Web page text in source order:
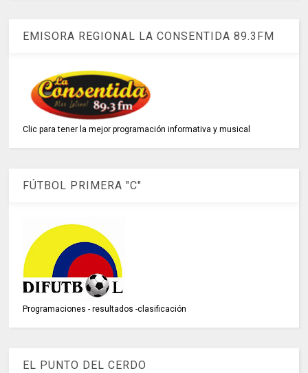
EMISORA REGIONAL LA CONSENTIDA 89.3FM
Clic para tener la mejor programación informativa y musical
FÚTBOL PRIMERA "C"
Programaciones - resultados -clasificación
EL PUNTO DEL CERDO